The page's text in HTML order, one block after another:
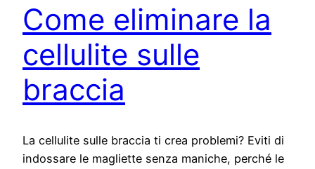
Come eliminare la
cellulite sulle
braccia
La cellulite sulle braccia ti crea problemi? Eviti di
indossare le magliette senza maniche, perché le